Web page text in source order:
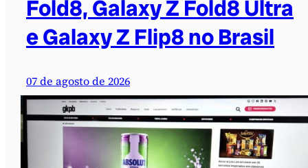
Fold8, Galaxy Z Fold8 Ultra
e Galaxy Z Flip8 no Brasil
07 de agosto de 2026